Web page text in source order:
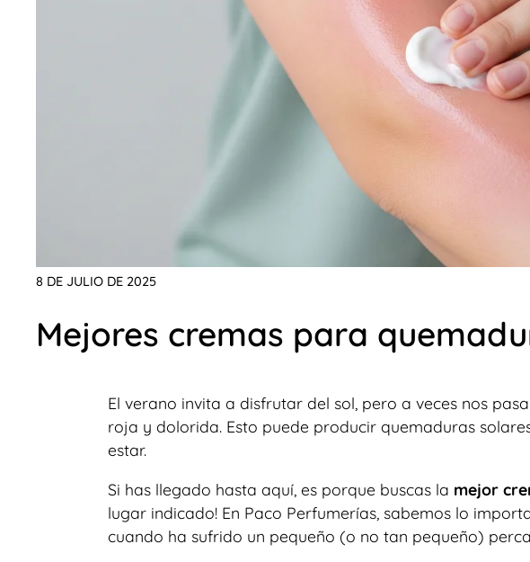
8 DE JULIO DE 2025
Mejores cremas para
El verano invita a disfrutar del sol, pero a veces nos
roja y dolorida. Esto puede producir quemaduras
estar.
Si has llegado hasta aquí, es porque buscas la mejor
lugar indicado! En Paco Perfumerías, sabemos lo
cuando ha sufrido un pequeño (o no tan pequeño)